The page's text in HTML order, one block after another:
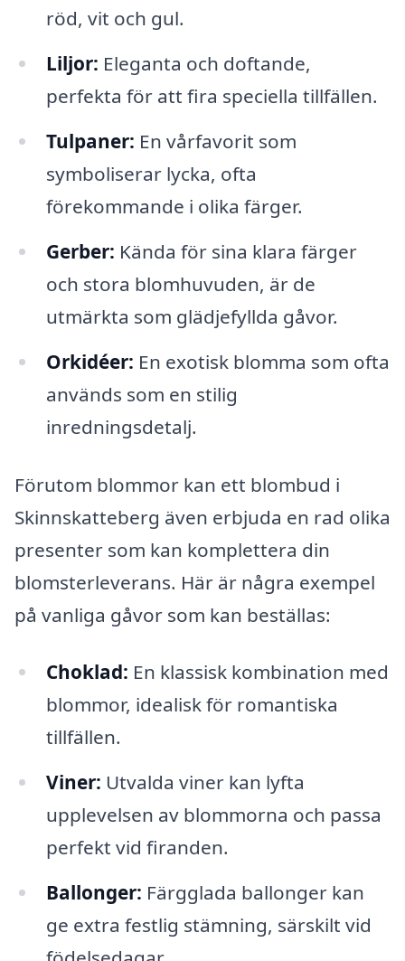
röd, vit och gul.
Liljor: Eleganta och doftande,
perfekta för att fira speciella tillfällen.
Tulpaner: En vårfavorit som
symboliserar lycka, ofta
förekommande i olika färger.
Gerber: Kända för sina klara färger
och stora blomhuvuden, är de
utmärkta som glädjefyllda gåvor.
Orkidéer: En exotisk blomma som ofta
används som en stilig
inredningsdetalj.
Förutom blommor kan ett blombud i
Skinnskatteberg även erbjuda en rad olika
presenter som kan komplettera din
blomsterleverans. Här är några exempel
på vanliga gåvor som kan beställas:
Choklad: En klassisk kombination med
blommor, idealisk för romantiska
tillfällen.
Viner: Utvalda viner kan lyfta
upplevelsen av blommorna och passa
perfekt vid firanden.
Ballonger: Färgglada ballonger kan
ge extra festlig stämning, särskilt vid